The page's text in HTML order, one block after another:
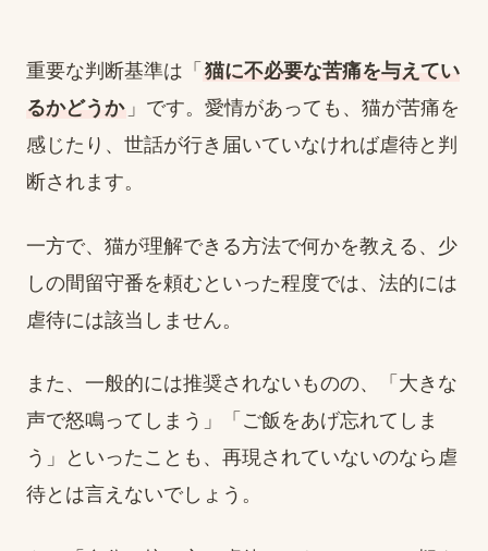
重要な判断基準は「 猫に不必要な苦痛を与えてい
るかどうか 」です。愛情があっても、猫が苦痛を
感じたり、世話が行き届いていなければ虐待と判
断されます。
一方で、猫が理解できる方法で何かを教える、少
しの間留守番を頼むといった程度では、法的には
虐待には該当しません。
また、一般的には推奨されないものの、「大きな
声で怒鳴ってしまう」「ご飯をあげ忘れてしま
う」といったことも、再現されていないのなら虐
待とは言えないでしょう。